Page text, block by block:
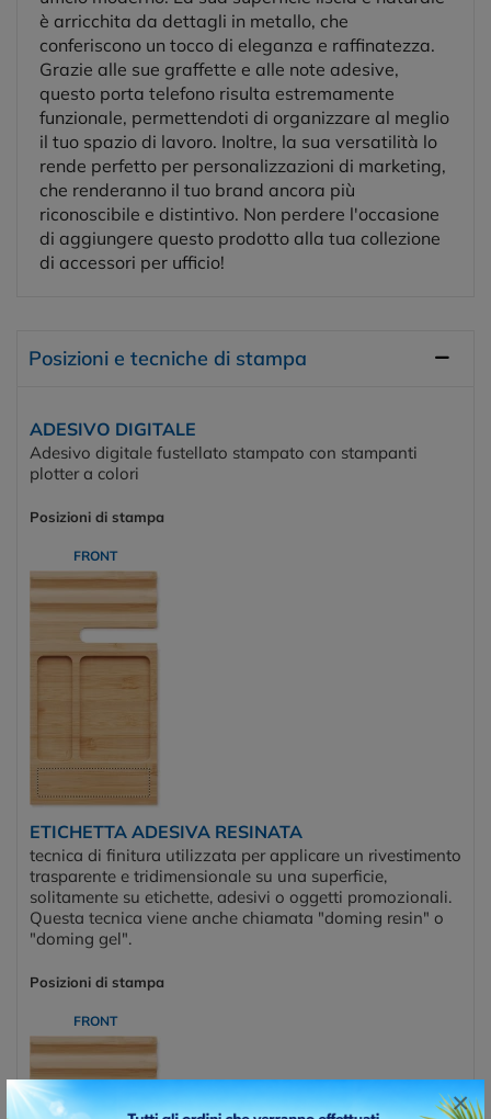
×
è arricchita da dettagli in metallo, che
conferiscono un tocco di eleganza e raffinatezza.
Grazie alle sue graffette e alle note adesive,
questo porta telefono risulta estremamente
funzionale, permettendoti di organizzare al meglio
il tuo spazio di lavoro. Inoltre, la sua versatilità lo
rende perfetto per personalizzazioni di marketing,
che renderanno il tuo brand ancora più
riconoscibile e distintivo. Non perdere l'occasione
di aggiungere questo prodotto alla tua collezione
di accessori per ufficio!
Posizioni e tecniche di stampa
ADESIVO DIGITALE
Adesivo digitale fustellato stampato con stampanti
plotter a colori
Posizioni di stampa
FRONT
ETICHETTA ADESIVA RESINATA
tecnica di finitura utilizzata per applicare un rivestimento
trasparente e tridimensionale su una superficie,
solitamente su etichette, adesivi o oggetti promozionali.
Questa tecnica viene anche chiamata "doming resin" o
"doming gel".
Posizioni di stampa
FRONT